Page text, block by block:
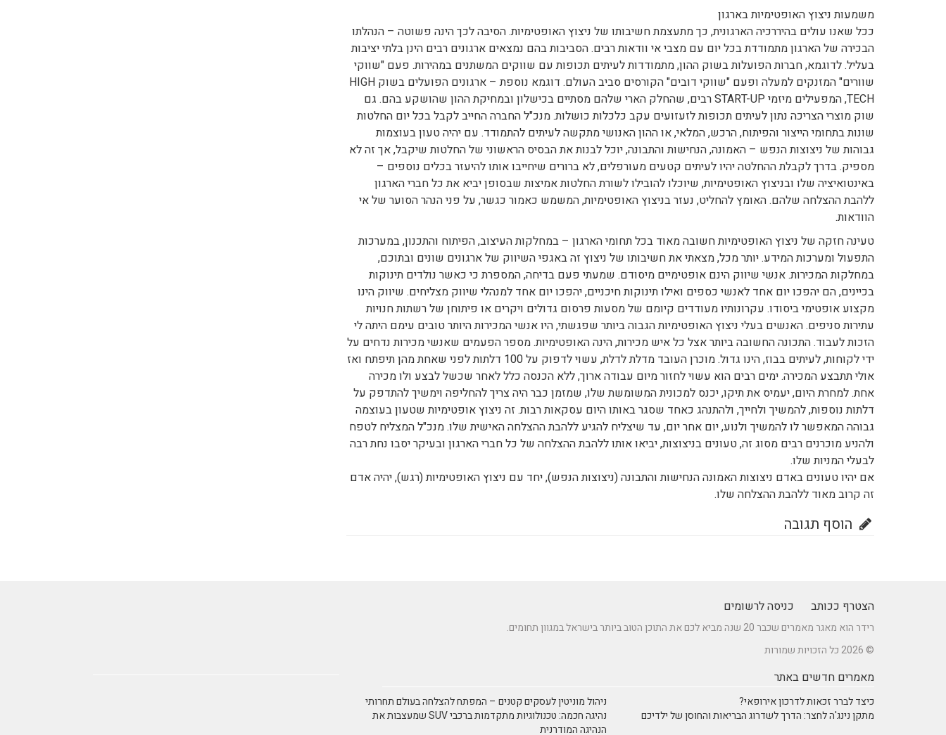
משמעות ניצוץ האופטימיות בארגון
ככל שאנו עולים בהיררכיה הארגונית, כך מתעצמת חשיבותו של ניצוץ האופטימיות. הסיבה לכך הינה פשוטה – הנהלתו
הבכירה של הארגון מתמודדת בכל יום עם מצבי אי וודאות רבים. הסביבות בהם נמצאים ארגונים רבים הינן בלתי יציבות
בעליל. לדוגמא, חברות הפועלות בשוק ההון, מתמודדות לעיתים תכופות עם שווקים המשתנים במהירות. פעם "שווקי
שוורים" המזנקים למעלה ופעם "שווקי דובים" הקורסים סביב העולם. דוגמא נוספת – ארגונים הפועלים בשוק HIGH
TECH, המפעילים מיזמי START-UP רבים, שהחלק הארי שלהם מסתיים בכישלון ובמחיקת ההון שהושקע בהם. גם
שוק מוצרי הצריכה נתון לעיתים תכופות לזעזועים עקב כלכלות כושלות. מנכ"ל החברה החייב לקבל בכל יום החלטות
שונות בתחומי הייצור והפיתוח, הרכש, המלאי, או ההון האנושי מתקשה לעיתים להתמודד. עם יהיה טעון בעוצמות
גבוהות של ניצוצות הנפש – האמונה, הנחישות והתבונה, יוכל לבנות את הבסיס הראשוני של החלטות שיקבל, אך זה לא
מספיק. בדרך לקבלת ההחלטה יהיו לעיתים קטעים מעורפלים, לא ברורים שיחייבו אותו להיעזר בכלים נוספים –
באינטואיציה שלו ובניצוץ האופטימיות, שיוכלו להובילו לשורת החלטות אמיצות שבסופן יביא את כל חברי הארגון
ללהבת ההצלחה שלהם. האומץ להחליט, נעזר בניצוץ האופטימיות, המשמש כאמור כגשר, על פני הנהר הסוער של אי
הוודאות.
טעינה חזקה של ניצוץ האופטימיות חשובה מאוד בכל תחומי הארגון – במחלקות העיצוב, הפיתוח והתכנון, במערכות
התפעול ומערכות המידע. יותר מכל, מצאתי את חשיבותו של ניצוץ זה באגפי השיווק של ארגונים שונים ובתוכם,
במחלקות המכירות. אנשי שיווק הינם אופטימיים מיסודם. שמעתי פעם בדיחה, המספרת כי כאשר נולדים תינוקות
בכיינים, הם יהפכו יום אחד לאנשי כספים ואילו תינוקות חיכניים, יהפכו יום אחד למנהלי שיווק מצליחים. שיווק הינו
מקצוע אופטימי ביסודו. עקרונותיו מעודדים קיומם של מסעות פרסום גדולים ויקרים או פיתוחן של רשתות חנויות
עתירות סניפים. האנשים בעלי ניצוץ האופטימיות הגבוה ביותר שפגשתי, היו אנשי המכירות היותר טובים עימם היתה לי
הזכות לעבוד. התכונה החשובה ביותר אצל כל איש מכירות, הינה האופטימיות. מספר הפעמים שאנשי מכירות נדחים על
ידי לקוחות, לעיתים בבוז, הינו גדול. מוכרן העובד מדלת לדלת, עשוי לדפוק על 100 דלתות לפני שאחת מהן תיפתח ואז
אולי תתבצע המכירה. ימים רבים הוא עשוי לחזור מיום עבודה ארוך, ללא הכנסה כלל לאחר שכשל לבצע ולו מכירה
אחת. למחרת היום, יעמיס את תיקו, יכנס למכונית המשומשת שלו, שמזמן כבר היה צריך להחליפה וימשיך להתדפק על
דלתות נוספות, להמשיך ולחייך, ולהתנהג כאחד שסגר באותו היום עסקאות רבות. זה ניצוץ אופטימיות שטעון בעוצמה
גבוהה המאפשר לו להמשיך ולנוע, יום אחר יום, עד שיצליח להגיע ללהבת ההצלחה האישית שלו. מנכ"ל המצליח לטפח
ולהניע מוכרנים רבים מסוג זה, טעונים בניצוצות, יביאו אותו ללהבת ההצלחה של כל חברי הארגון ובעיקר יסבו נחת רבה
לבעלי המניות שלו.
אם יהיו טעונים באדם ניצוצות האמונה הנחישות והתבונה (ניצוצות הנפש), יחד עם ניצוץ האופטימיות (רגש), יהיה אדם
זה קרוב מאוד ללהבת ההצלחה שלו.
הוסף תגובה
הצטרף ככותב כניסה לרשומים
רידר הוא מאגר מאמרים שכבר 20 שנה מביא לכם את התוכן הטוב ביותר בישראל במגוון תחומים.
© 2026 כל הזכויות שמורות
מאמרים חדשים באתר
כיצד לברר זכאות לדרכון אירופאי?
ניהול מוניטין לעסקים קטנים – המפתח להצלחה בעולם תחרותי
מתקן נינג'ה לחצר: הדרך לשדרוג הבריאות והחוסן של ילדיכם
נהיגה חכמה: טכנולוגיות מתקדמות ברכבי SUV שמעצבות את
הנהיגה המודרנית